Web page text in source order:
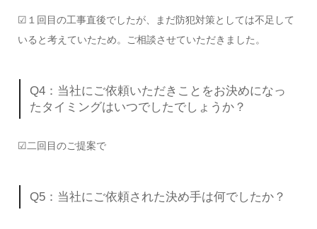
☑１回目の工事直後でしたが、まだ防犯対策としては不足して
いると考えていたため。ご相談させていただきました。
Q4：当社にご依頼いただきことをお決めになっ
たタイミングはいつでしたでしょうか？
☑二回目のご提案で
Q5：当社にご依頼された決め手は何でしたか？